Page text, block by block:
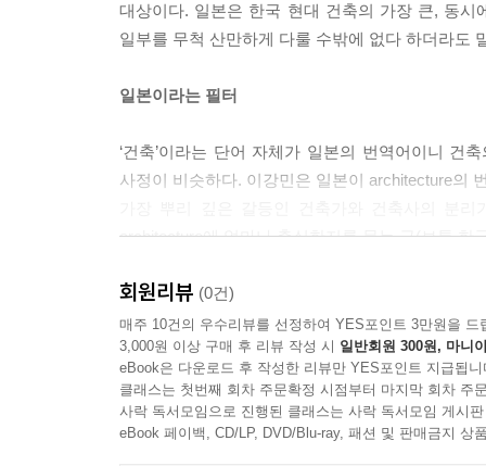
대상이다. 일본은 한국 현대 건축의 가장 큰, 동
일부를 무척 산만하게 다룰 수밖에 없다 하더라도
일본이라는 필터
‘건축’이라는 단어 자체가 일본의 번역어이니
사정이 비슷하다. 이강민은 일본이 architecture의
architecture에 얼마나 충실한지를 묻는 글(보통
대한 글을 쓴 최초의 한국인 필자들은 일본이라는
서구인의 눈에 비친 일본 건축
일본 건축이 국제적으로 명성을 얻게 된 데에는
길을 걸었던 일본은 유럽 건축가들에게 매혹의
회원리뷰 (0건)
매주 10건의 우수리뷰를 선정하여 YES포인트 3만원을 드
3,000원 이상 구매 후 리뷰 작성 시 일반회원 300원, 마니
eBook은 다운로드 후 작성한 리뷰만 YES포인트 지급됩니
클래스는 첫번째 회차 주문확정 시점부터 마지막 회차 주
사락 독서모임으로 진행된 클래스는 사락 독서모임 게시
eBook 페이백, CD/LP, DVD/Blu-ray, 패션 및 판매금지 상